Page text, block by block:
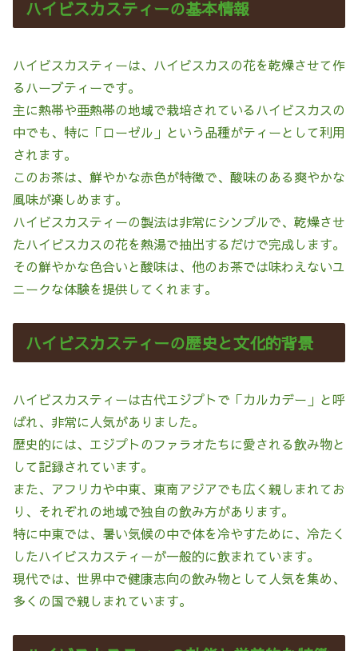
ハイビスカスティーの基本情報
ハイビスカスティーは、ハイビスカスの花を乾燥させて作
るハーブティーです。
主に熱帯や亜熱帯の地域で栽培されているハイビスカスの
中でも、特に「ローゼル」という品種がティーとして利用
されます。
このお茶は、鮮やかな赤色が特徴で、酸味のある爽やかな
風味が楽しめます。
ハイビスカスティーの製法は非常にシンプルで、乾燥させ
たハイビスカスの花を熱湯で抽出するだけで完成します。
その鮮やかな色合いと酸味は、他のお茶では味わえないユ
ニークな体験を提供してくれます。
ハイビスカスティーの歴史と文化的背景
ハイビスカスティーは古代エジプトで「カルカデー」と呼
ばれ、非常に人気がありました。
歴史的には、エジプトのファラオたちに愛される飲み物と
して記録されています。
また、アフリカや中東、東南アジアでも広く親しまれてお
り、それぞれの地域で独自の飲み方があります。
特に中東では、暑い気候の中で体を冷やすために、冷たく
したハイビスカスティーが一般的に飲まれています。
現代では、世界中で健康志向の飲み物として人気を集め、
多くの国で親しまれています。